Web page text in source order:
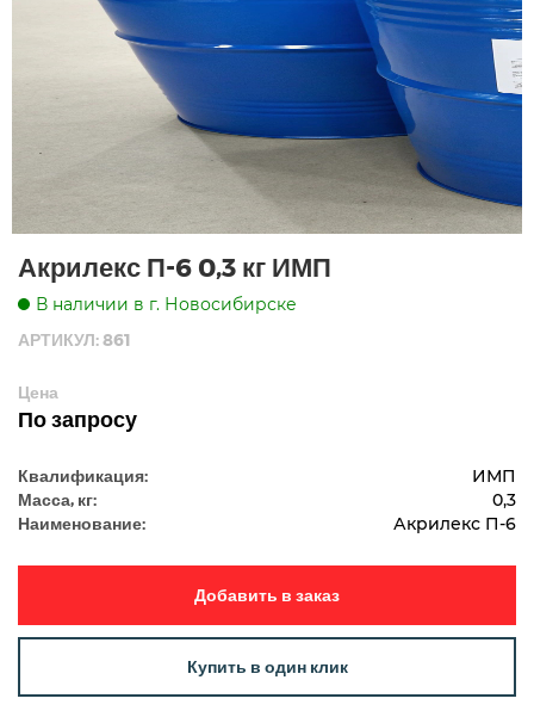
Акрилекс П-6 0,3 кг ИМП
В наличии в г. Новосибирске
АРТИКУЛ: 861
Цена
По запросу
Квалификация: ИМП
Масса, кг: 0,3
Наименование: Акрилекс П-6
Добавить в заказ
Купить в один клик